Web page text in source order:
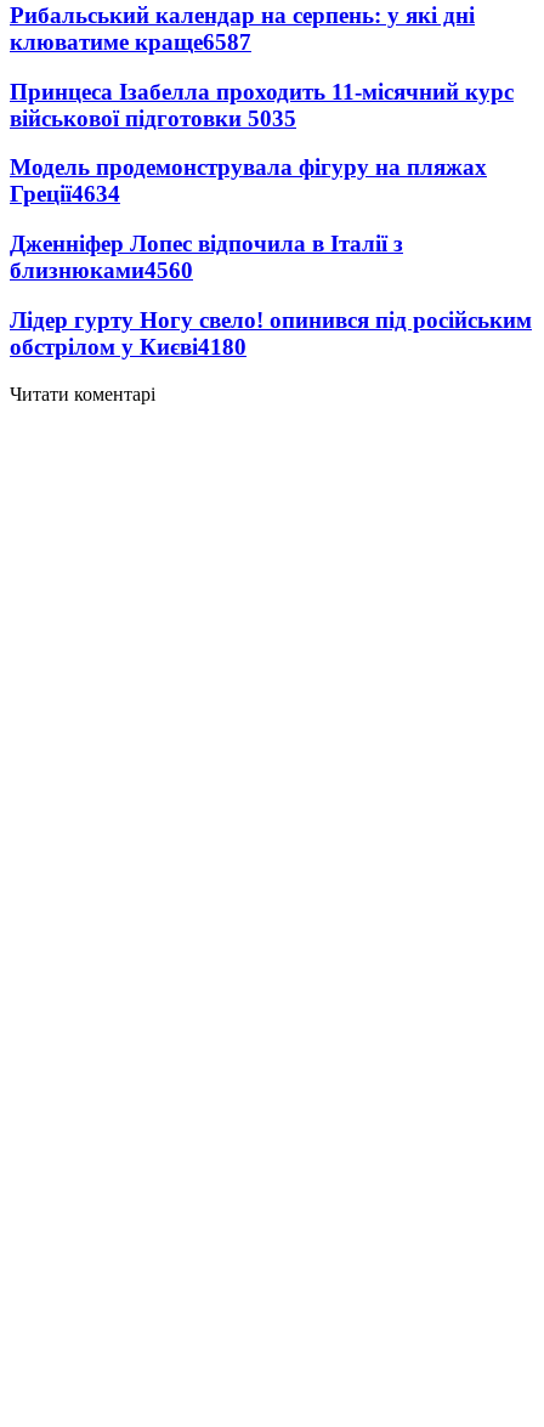
Рибальський календар на серпень: у які дні
клюватиме краще6587
Принцеса Ізабелла проходить 11-місячний курс
військової підготовки 5035
Модель продемонструвала фігуру на пляжах
Греції4634
Дженніфер Лопес відпочила в Італії з
близнюками4560
Лідер гурту Ногу свело! опинився під російським
обстрілом у Києві4180
Читати коментарі